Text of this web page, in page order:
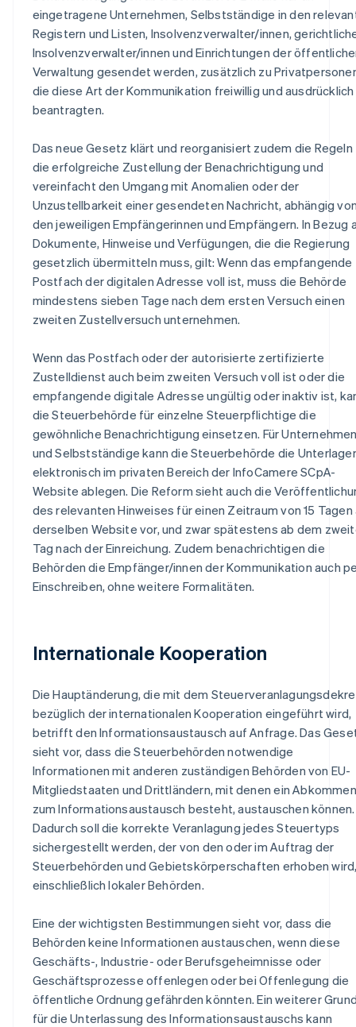
eingetragene Unternehmen, Selbstständige in den
Registern und Listen, Insolvenzverwalter/innen,
Insolvenzverwalter/innen und Einrichtungen der
Verwaltung gesendet werden, zusätzlich zu
die diese Art der Kommunikation freiwillig und ausdrücklich
beantragten.
Das neue Gesetz klärt und reorganisiert zudem die Regeln
die erfolgreiche Zustellung der Benachrichtigung und
vereinfacht den Umgang mit Anomalien oder der
Unzustellbarkeit einer gesendeten Nachricht, abhängig
den jeweiligen Empfängerinnen und Empfängern. In Bezug
Dokumente, Hinweise und Verfügungen, die die Regierung
gesetzlich übermitteln muss, gilt: Wenn das empfangende
Postfach der digitalen Adresse voll ist, muss die Behörde
mindestens sieben Tage nach dem ersten Versuch einen
zweiten Zustellversuch unternehmen.
Wenn das Postfach oder der autorisierte zertifizierte
Zustelldienst auch beim zweiten Versuch voll ist oder die
empfangende digitale Adresse ungültig oder inaktiv ist,
die Steuerbehörde für einzelne Steuerpflichtige die
gewöhnliche Benachrichtigung einsetzen. Für
und Selbstständige kann die Steuerbehörde die
elektronisch im privaten Bereich der InfoCamere SCpA-
Website ablegen. Die Reform sieht auch die
des relevanten Hinweises für einen Zeitraum von 15 Tagen
derselben Website vor, und zwar spätestens ab dem
Tag nach der Einreichung. Zudem benachrichtigen die
Behörden die Empfänger/innen der Kommunikation auch
Einschreiben, ohne weitere Formalitäten.
Internationale Kooperation
Die Hauptänderung, die mit dem
bezüglich der internationalen Kooperation eingeführt wird,
betrifft den Informationsaustausch auf Anfrage. Das
sieht vor, dass die Steuerbehörden notwendige
Informationen mit anderen zuständigen Behörden von EU-
Mitgliedstaaten und Drittländern, mit denen ein Abkommen
zum Informationsaustausch besteht, austauschen können.
Dadurch soll die korrekte Veranlagung jedes Steuertyps
sichergestellt werden, der von den oder im Auftrag der
Steuerbehörden und Gebietskörperschaften erhoben
einschließlich lokaler Behörden.
Eine der wichtigsten Bestimmungen sieht vor, dass die
Behörden keine Informationen austauschen, wenn diese
Geschäfts-, Industrie- oder Berufsgeheimnisse oder
Geschäftsprozesse offenlegen oder bei Offenlegung die
öffentliche Ordnung gefährden könnten. Ein weiterer
für die Unterlassung des Informationsaustauschs kann